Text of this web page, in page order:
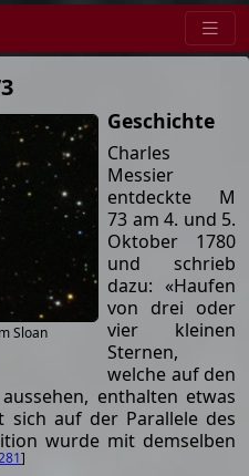
Sloan
Geschichte
Charles
Messier
entdeckte M
73 am 4. und 5.
Oktober 1780
und schrieb
dazu: «Haufen
von drei oder
vier kleinen
Sternen,
welche auf den
enthalten etwas
sich auf der Parallele des
wurde mit demselben
]